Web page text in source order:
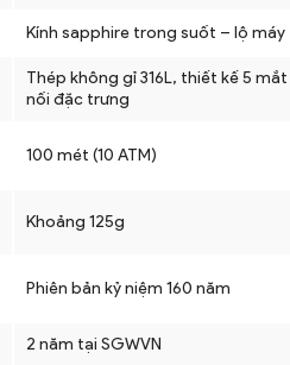
Kính sapphire trong suốt – lộ máy
Thép không gỉ 316L, thiết kế 5 mắt
nối đặc trưng
100 mét (10 ATM)
Khoảng 125g
Phiên bản kỷ niệm 160 năm
2 năm tại SGWVN